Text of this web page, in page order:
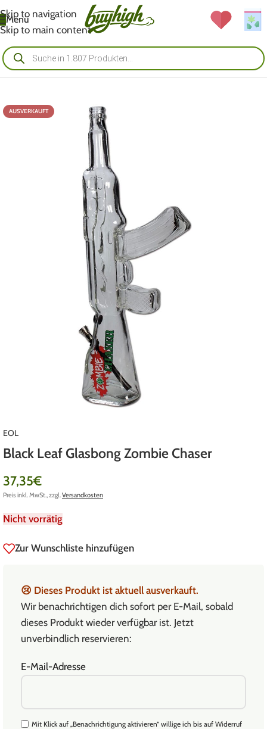
Skip to navigation
Skip to main content
Menü
AUSVERKAUFT
EOL
Black Leaf Glasbong Zombie Chaser
37,35€
Preis inkl. MwSt., zzgl.Versandkosten
Nicht vorrätig
Zur Wunschliste hinzufügen
😢 Dieses Produkt ist aktuell ausverkauft.
Wir benachrichtigen dich sofort per E-Mail, sobald
dieses Produkt wieder verfügbar ist. Jetzt
unverbindlich reservieren:
E-Mail-Adresse
Mit Klick auf „Benachrichtigung aktivieren“ willige ich bis auf Widerruf